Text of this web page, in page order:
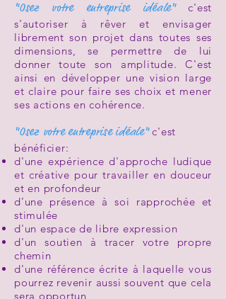
"Osez votre entreprise idéale"c'est
s'autoriser à rêver et envisager
librement son projet dans toutes ses
dimensions, se permettre de lui
donner toute son amplitude.C'est
ainsi en développer une vision large
et claire pour faire ses choix et mener
ses actions en cohérence.
"Osez votre entreprise idéale"c'est
bénéficier:
d'une expérience d'approche ludique
et créative pour travailler en douceur
et en profondeur
d’une présence à soi rapprochée et
stimulée
d'un espace de libre expression
d'un soutien à tracer votre propre
chemin
d'une référence écrite à laquelle vous
pourrez revenir aussi souvent que cela
sera opportun